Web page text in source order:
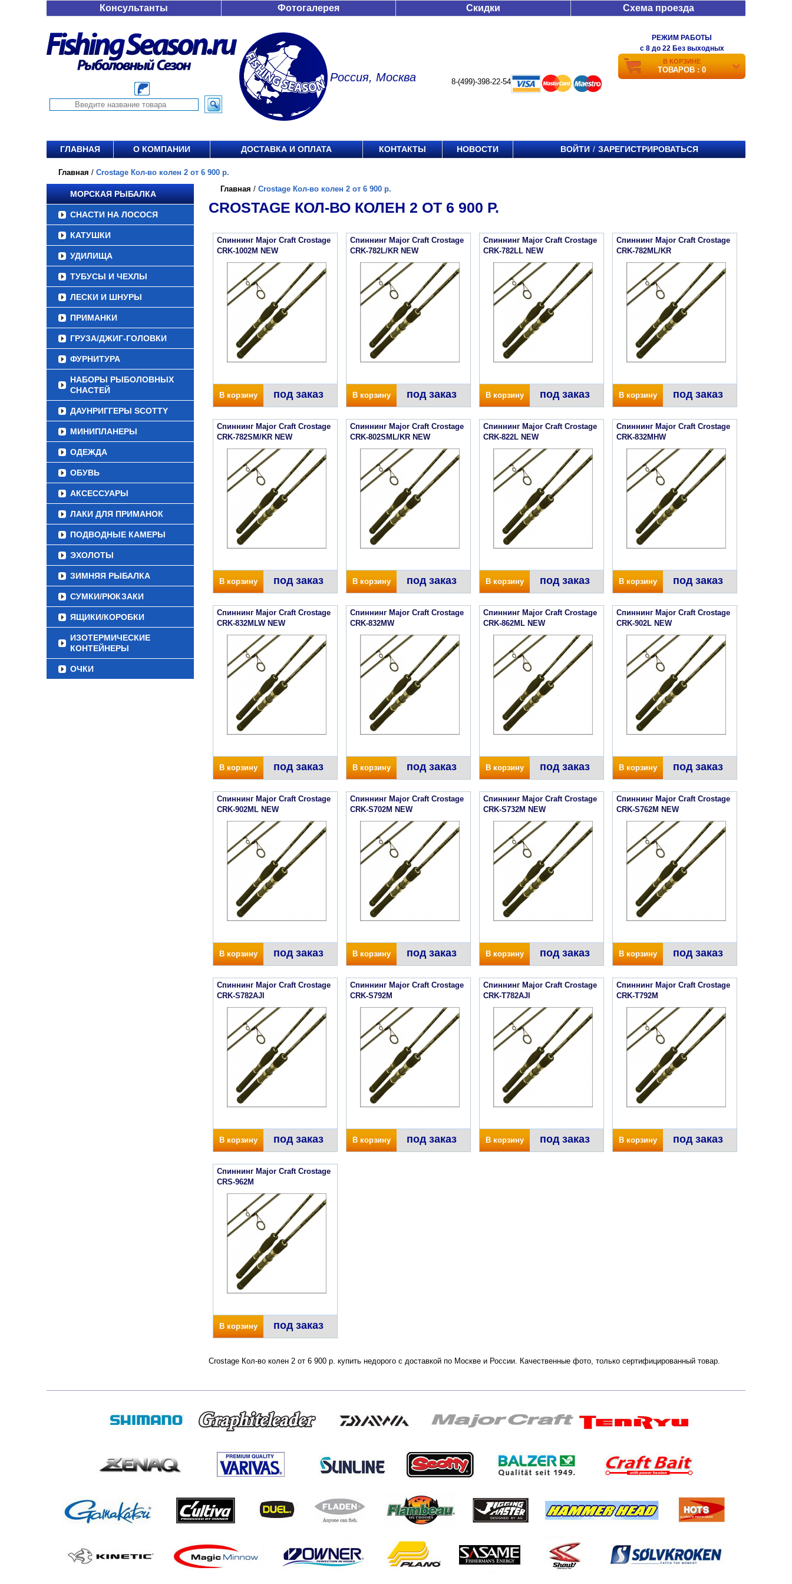
Консультанты Фотогалерея Скидки Схема проезда
Россия, Москва 8-(499)-398-22-54
РЕЖИМ РАБОТЫ
c 8 до 22 Без выходных
В КОРЗИНЕ
ТОВАРОВ : 0
ГЛАВНАЯ О КОМПАНИИ ДОСТАВКА И ОПЛАТА КОНТАКТЫ НОВОСТИ ВОЙТИ / ЗАРЕГИСТРИРОВАТЬСЯ
Главная / Crostage Кол-во колен 2 от 6 900 р.
МОРСКАЯ РЫБАЛКА
СНАСТИ НА ЛОСОСЯ
КАТУШКИ
УДИЛИЩА
ТУБУСЫ И ЧЕХЛЫ
ЛЕСКИ И ШНУРЫ
ПРИМАНКИ
ГРУЗА/ДЖИГ-ГОЛОВКИ
ФУРНИТУРА
НАБОРЫ РЫБОЛОВНЫХ
СНАСТЕЙ
ДАУНРИГГЕРЫ SCOTTY
МИНИПЛАНЕРЫ
ОДЕЖДА
ОБУВЬ
АКСЕССУАРЫ
ЛАКИ ДЛЯ ПРИМАНОК
ПОДВОДНЫЕ КАМЕРЫ
ЭХОЛОТЫ
ЗИМНЯЯ РЫБАЛКА
СУМКИ/РЮКЗАКИ
ЯЩИКИ/КОРОБКИ
ИЗОТЕРМИЧЕСКИЕ
КОНТЕЙНЕРЫ
ОЧКИ
Главная / Crostage Кол-во колен 2 от 6 900 р.
CROSTAGE КОЛ-ВО КОЛЕН 2 ОТ 6 900 Р.
Спиннинг Major Craft Crostage
CRK-1002M NEW
В корзину под заказ
Спиннинг Major Craft Crostage
CRK-782L/KR NEW
В корзину под заказ
Спиннинг Major Craft Crostage
CRK-782LL NEW
В корзину под заказ
Спиннинг Major Craft Crostage
CRK-782ML/KR
В корзину под заказ
Спиннинг Major Craft Crostage
CRK-782SM/KR NEW
В корзину под заказ
Спиннинг Major Craft Crostage
CRK-802SML/KR NEW
В корзину под заказ
Спиннинг Major Craft Crostage
CRK-822L NEW
В корзину под заказ
Спиннинг Major Craft Crostage
CRK-832MHW
В корзину под заказ
Спиннинг Major Craft Crostage
CRK-832MLW NEW
В корзину под заказ
Спиннинг Major Craft Crostage
CRK-832MW
В корзину под заказ
Спиннинг Major Craft Crostage
CRK-862ML NEW
В корзину под заказ
Спиннинг Major Craft Crostage
CRK-902L NEW
В корзину под заказ
Спиннинг Major Craft Crostage
CRK-902ML NEW
В корзину под заказ
Спиннинг Major Craft Crostage
CRK-S702M NEW
В корзину под заказ
Спиннинг Major Craft Crostage
CRK-S732M NEW
В корзину под заказ
Спиннинг Major Craft Crostage
CRK-S762M NEW
В корзину под заказ
Спиннинг Major Craft Crostage
CRK-S782AJl
В корзину под заказ
Спиннинг Major Craft Crostage
CRK-S792M
В корзину под заказ
Спиннинг Major Craft Crostage
CRK-T782AJl
В корзину под заказ
Спиннинг Major Craft Crostage
CRK-T792M
В корзину под заказ
Спиннинг Major Craft Crostage
CRS-962M
В корзину под заказ
Crostage Кол-во колен 2 от 6 900 р. купить недорого с доставкой по Москве и России. Качественные фото, только сертифицированный товар.